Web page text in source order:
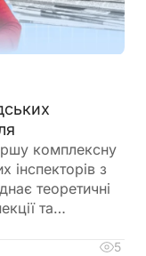
комплексну
інспекторів з
теоретичні
та
5